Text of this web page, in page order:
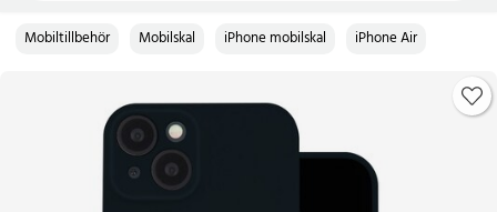
Mobiltillbehör Mobilskal iPhone mobilskal iPhone Air